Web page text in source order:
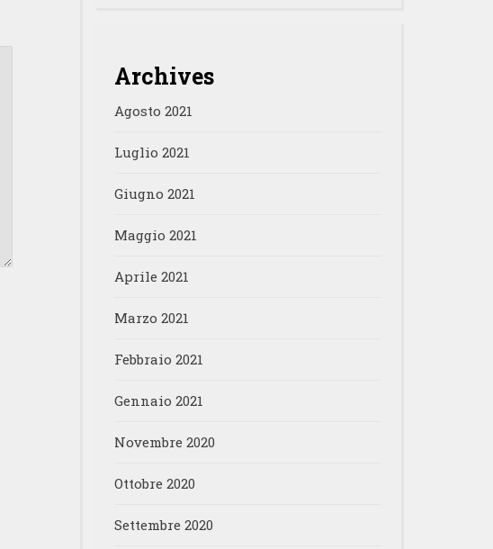
Archives
Agosto 2021
Luglio 2021
Giugno 2021
Maggio 2021
Aprile 2021
Marzo 2021
Febbraio 2021
Gennaio 2021
Novembre 2020
Ottobre 2020
Settembre 2020